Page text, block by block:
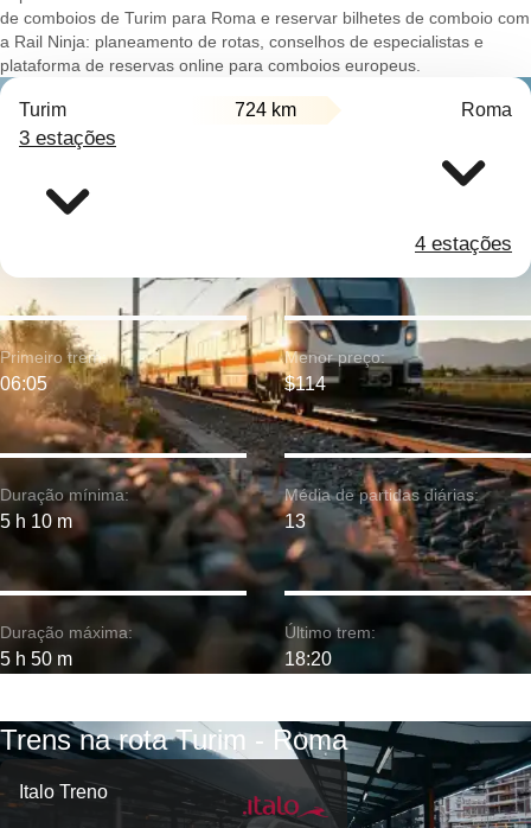
de comboios de Turim para Roma e reservar bilhetes de comboio com
a Rail Ninja: planeamento de rotas, conselhos de especialistas e
plataforma de reservas online para comboios europeus.
Turim 724 km Roma
3 estações
4 estações
Duração mínima:
5 h 10 m
Primeiro trem:
06:05
Duração máxima:
5 h 50 m
Menor preço:
$114
Média de partidas diárias:
13
Último trem:
18:20
Trens na rota Turim - Roma
Italo Treno